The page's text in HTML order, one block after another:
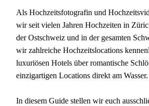
Als Hochzeitsfotografin und
wir seit vielen Jahren Hochzeiten in
der Ostschweiz und in der gesamten
wir zahlreiche Hochzeitslocations
luxuriösen Hotels über romantische
einzigartigen Locations direkt am Wasser.
In diesem Guide stellen wir euch